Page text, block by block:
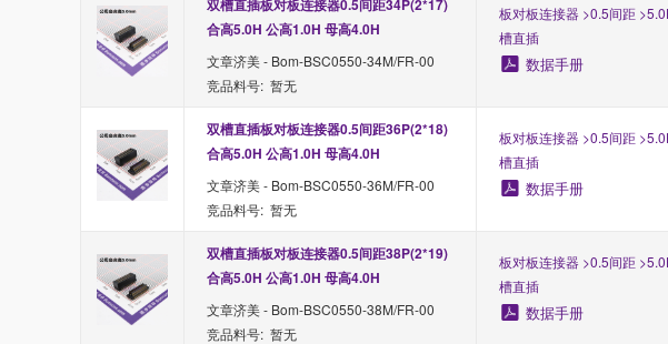
双槽直插板对板连接器0.5间距34P(2*17)
合高5.0H 公高1.0H 母高4.0H
文章济美 - Bom-BSC0550-34M/FR-00
竞品料号: 暂无
板对板连接器 >0.5间距
槽直插
数据手册
双槽直插板对板连接器0.5间距36P(2*18)
合高5.0H 公高1.0H 母高4.0H
文章济美 - Bom-BSC0550-36M/FR-00
竞品料号: 暂无
板对板连接器 >0.5间距
槽直插
数据手册
双槽直插板对板连接器0.5间距38P(2*19)
合高5.0H 公高1.0H 母高4.0H
文章济美 - Bom-BSC0550-38M/FR-00
竞品料号: 暂无
板对板连接器 >0.5间距
槽直插
数据手册